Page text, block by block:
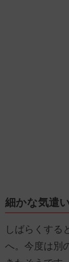
細かな気遣
しばらくする
へ。今度は別